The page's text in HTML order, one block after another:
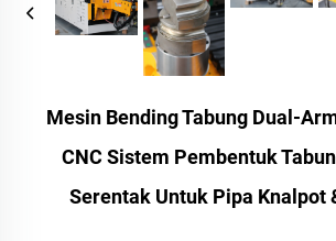
Mesin Bending Tabung Dual-
CNC Sistem Pembentuk
Serentak Untuk Pipa Knalpot